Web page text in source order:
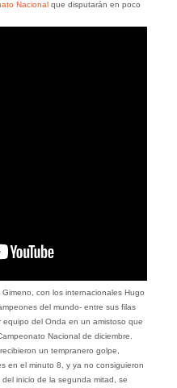
Nacionalque disputarán en poco
con los internacionales Hugo
del mundo- entre sus filas
del Onda en un amistoso que
Nacional de diciembre.
un tempranero golpe,
en el minuto 8, y ya no consiguieron
inicio de la segunda mitad, se